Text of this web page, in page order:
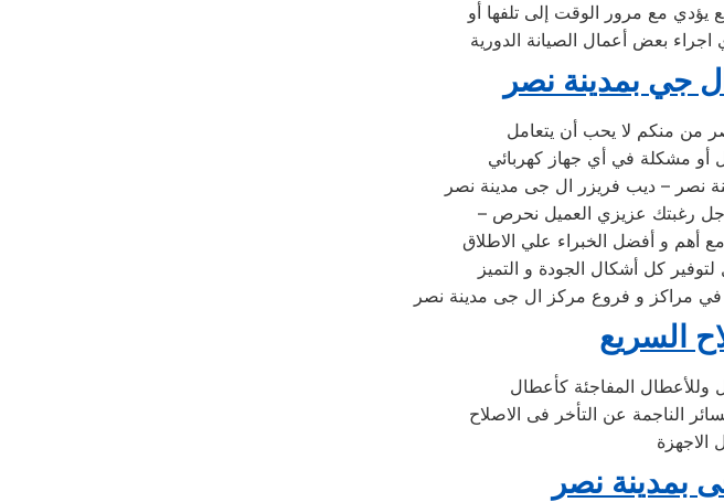
يؤدي مع مرور الوقت إلى تلفها أو
بعض أعمال الصيانة الدورية
جي بمدينة نصر
من منكم لا يحب أن يتعامل
أو مشكلة في أي جهاز كهربائي
نصر – ديب فريزر ال جى مدينة نصر
رغبتك عزيزي العميل نحرص
أهم و أفضل الخبراء علي الاطلاق
كل أشكال الجودة و التميز
في مراكز و فروع مركز ال جى مدينة نصر
السريع
وللأعطال المفاجئة كأعطال
الناجمة عن التأخر فى الاصلاح
الاجهزة
بمدينة نصر